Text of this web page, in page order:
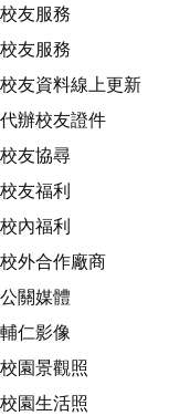
校友服務
校友服務
校友資料線上更新
代辦校友證件
校友協尋
校友福利
校內福利
校外合作廠商
公關媒體
輔仁影像
校園景觀照
校園生活照